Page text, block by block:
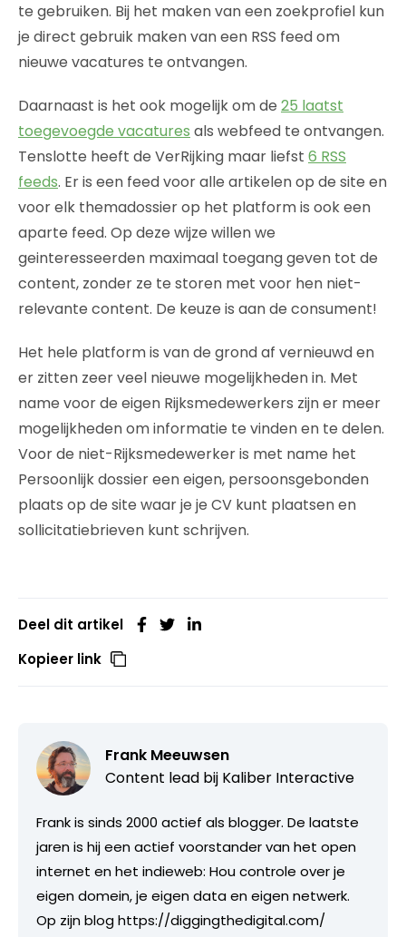
te gebruiken. Bij het maken van een zoekprofiel kun
je direct gebruik maken van een RSS feed om
nieuwe vacatures te ontvangen.
Daarnaast is het ook mogelijk om de 25 laatst
toegevoegde vacatures als webfeed te ontvangen.
Tenslotte heeft de VerRijking maar liefst 6 RSS
feeds. Er is een feed voor alle artikelen op de site en
voor elk themadossier op het platform is ook een
aparte feed. Op deze wijze willen we
geinteresseerden maximaal toegang geven tot de
content, zonder ze te storen met voor hen niet-
relevante content. De keuze is aan de consument!
Het hele platform is van de grond af vernieuwd en
er zitten zeer veel nieuwe mogelijkheden in. Met
name voor de eigen Rijksmedewerkers zijn er meer
mogelijkheden om informatie te vinden en te delen.
Voor de niet-Rijksmedewerker is met name het
Persoonlijk dossier een eigen, persoonsgebonden
plaats op de site waar je je CV kunt plaatsen en
sollicitatiebrieven kunt schrijven.
Deel dit artikel
Kopieer link
Frank Meeuwsen
Content lead bij Kaliber Interactive
Frank is sinds 2000 actief als blogger. De laatste
jaren is hij een actief voorstander van het open
internet en het indieweb: Hou controle over je
eigen domein, je eigen data en eigen netwerk.
Op zijn blog https://diggingthedigital.com/